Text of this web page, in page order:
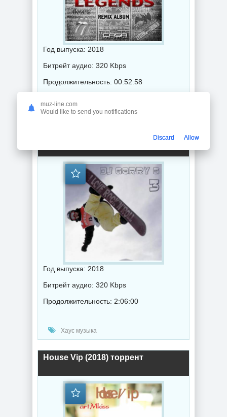
Год выпуска: 2018
Битрейт аудио: 320 Kbps
Продолжительность: 00:52:58
Хаус музыка
Dj Garry G /I Love Rock' n' Roll/- vol-3 (2018) торрент
Год выпуска: 2018
Битрейт аудио: 320 Kbps
Продолжительность: 2:06:00
Хаус музыка
House Vip (2018) торрент
muz-line.com
Would like to send you notifications
Discard Allow